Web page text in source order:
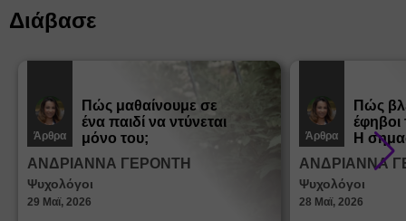
Διάβασε
Άρθρα
Πώς μαθαίνουμε σε
ένα παιδί να ντύνεται
μόνο του;
ΑΝΔΡΙΑΝΝΑ ΓΕΡΟΝΤΗ
Ψυχολόγοι
29 Μαϊ, 2026
Άρθρα
Πώς
Η
στη
ΑΝΔΡΙΑΝΝΑ
Ψυχολόγοι
28 Μαϊ, 2026